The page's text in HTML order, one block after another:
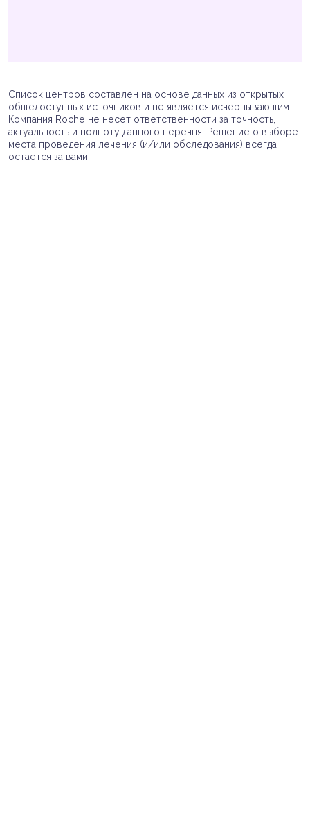
Список центров составлен на основе данных из открытых
общедоступных источников и не является исчерпывающим.
Компания Roche не несет ответственности за точность,
актуальность и полноту данного перечня. Решение о выборе
места проведения лечения (и/или обследования) всегда
остается за вами.